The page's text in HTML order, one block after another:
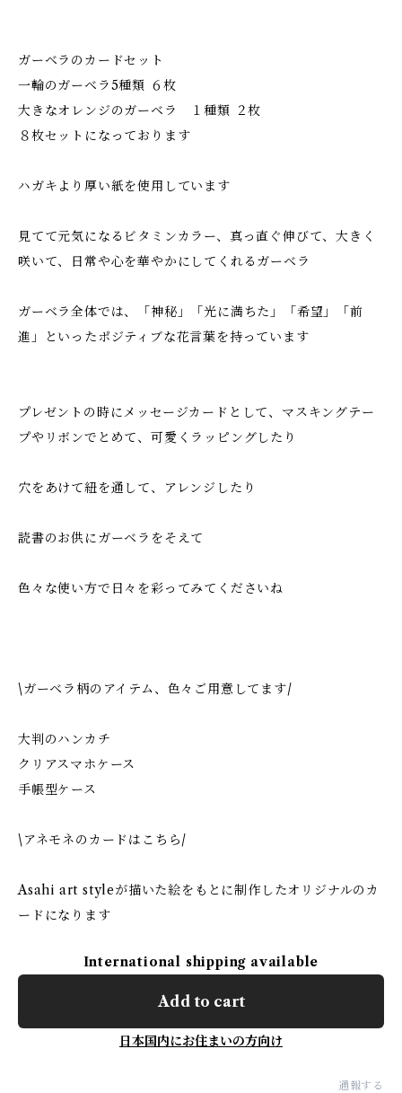
ガーベラのカードセット
一輪のガーベラ5種類 ６枚
大きなオレンジのガーベラ １種類 ２枚
８枚セットになっております
ハガキより厚い紙を使用しています
見てて元気になるビタミンカラー、真っ直ぐ伸びて、大きく
咲いて、日常や心を華やかにしてくれるガーベラ
ガーベラ全体では、「神秘」「光に満ちた」「希望」「前
進」といったポジティブな花言葉を持っています
プレゼントの時にメッセージカードとして、マスキングテー
プやリボンでとめて、可愛くラッピングしたり
穴をあけて紐を通して、アレンジしたり
読書のお供にガーベラをそえて
色々な使い方で日々を彩ってみてくださいね
\ガーベラ柄のアイテム、色々ご用意してます/
大判のハンカチ
クリアスマホケース
手帳型ケース
\アネモネのカードはこちら/
Asahi art styleが描いた絵をもとに制作したオリジナルのカ
ードになります
International shipping available
Add to cart
日本国内にお住まいの方向け
通報する